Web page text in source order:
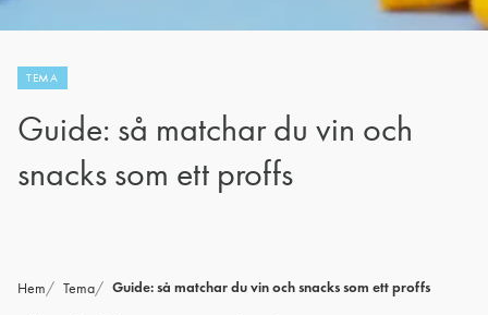
TEMA
Guide: så matchar du vin och
snacks som ett proffs
Hem Tema Guide: så matchar du vin och snacks som ett proffs